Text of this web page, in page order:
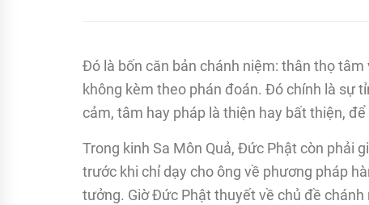
Đó là bốn căn bản chánh niệm: thân thọ
không kèm theo phán đoán. Đó chính là sự
cảm, tâm hay pháp là thiện hay bất thiện,
Trong kinh Sa Môn Quả, Đức Phật còn phải
trước khi chỉ dạy cho ông về phương pháp
tưởng. Giờ Đức Phật thuyết về chủ đề